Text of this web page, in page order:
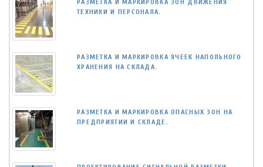
РАЗМЕТКА И МАРКИРОВКА ЗОН ДВИЖЕНИЯ
ТЕХНИКИ И ПЕРСОНАЛА.
РАЗМЕТКА И МАРКИРОВКА ЯЧЕЕК НАПОЛЬНОГО
ХРАНЕНИЯ НА СКЛАДА.
РАЗМЕТКА И МАРКИРОВКА ОПАСНЫХ ЗОН НА
ПРЕДПРИЯТИИ И СКЛАДЕ.